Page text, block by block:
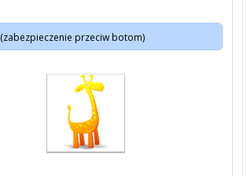
(zabezpieczenie przeciw botom)